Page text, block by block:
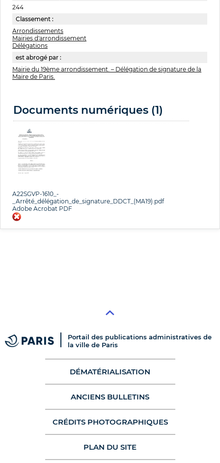
244
Classement :
Arrondissements
Mairies d'arrondissement
Délégations
est abrogé par :
Mairie du 19ème arrondissement. – Délégation de signature de la
Maire de Paris.
Documents numériques (1)
A22SGVP-1610_-
_Arrêté_délégation_de_signature_DDCT_(MA19).pdf
Adobe Acrobat PDF
Portail des publications administratives de
la ville de Paris
DÉMATÉRIALISATION
ANCIENS BULLETINS
CRÉDITS PHOTOGRAPHIQUES
PLAN DU SITE